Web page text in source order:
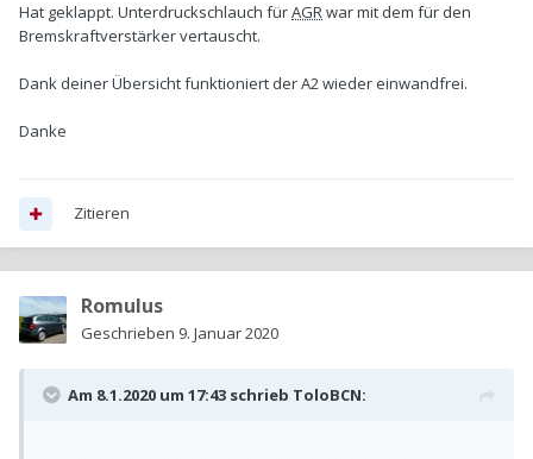
Hat geklappt. Unterdruckschlauch fürAGRwar mit dem für den
Bremskraftverstärker vertauscht.
Dank deiner Übersicht funktioniert der A2 wieder einwandfrei.
Danke
Zitieren
Romulus
Geschrieben 9. Januar 2020
Am 8.1.2020 um 17:43 schrieb ToloBCN: